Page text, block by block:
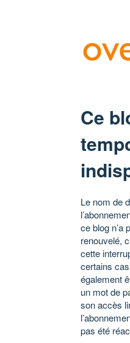
Ce
Le nom de
ce blog n’a
renouvelé,
cette
certains
également
un mot de
son accès
pas été